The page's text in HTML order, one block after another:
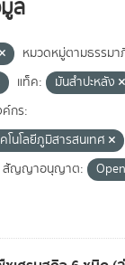
ล
หมวดหมู่ตามธรรม
แท็ค: มันสำปะหลัง
กร:
โนโลยีภูมิสารสนเทศ
สัญญาอนุญาต: